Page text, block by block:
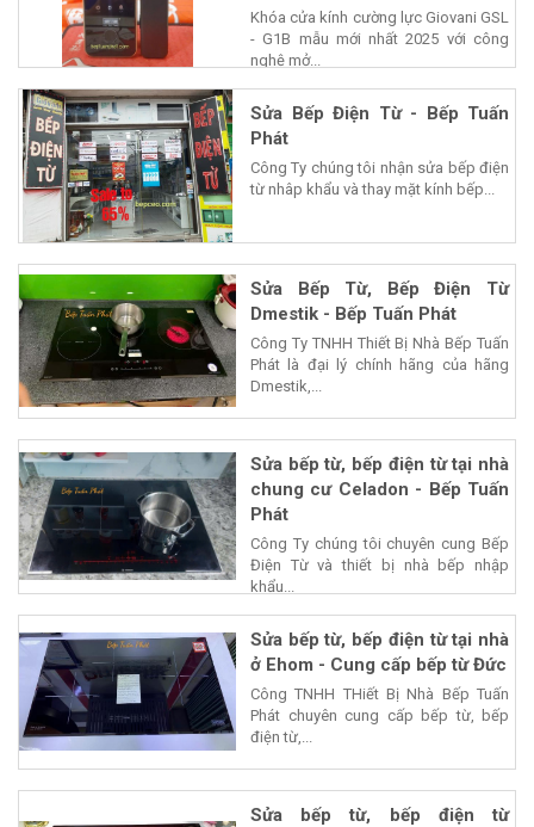
Khóa cửa kính cường lực Giovani GSL
- G1B mẫu mới nhất 2025 với công
nghệ mở...
Sửa Bếp Điện Từ - Bếp Tuấn
Phát
Công Ty chúng tôi nhận sửa bếp điện
từ nhâp khẩu và thay mặt kính bếp...
Sửa Bếp Từ, Bếp Điện Từ
Dmestik - Bếp Tuấn Phát
Công Ty TNHH Thiết Bị Nhà Bếp Tuấn
Phát là đại lý chính hãng của hãng
Dmestik,...
Sửa bếp từ, bếp điện từ tại nhà
chung cư Celadon - Bếp Tuấn
Phát
Công Ty chúng tôi chuyên cung Bếp
Điện Từ và thiết bị nhà bếp nhập
khẩu...
Sửa bếp từ, bếp điện từ tại nhà
ở Ehom - Cung cấp bếp từ Đức
Công TNHH THiết Bị Nhà Bếp Tuấn
Phát chuyên cung cấp bếp từ, bếp
điện từ,...
Sửa bếp từ, bếp điện từ